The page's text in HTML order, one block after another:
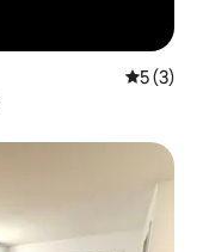
5 (3)